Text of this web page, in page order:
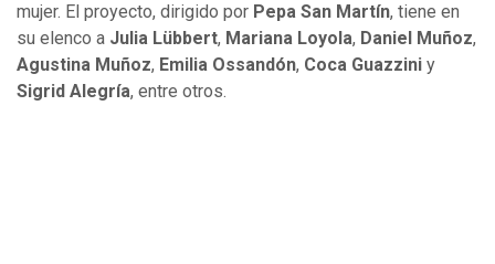
mujer. El proyecto, dirigido por Pepa San Martín, tiene en
su elenco a Julia Lübbert, Mariana Loyola, Daniel Muñoz,
Agustina Muñoz, Emilia Ossandón, Coca Guazzini y
Sigrid Alegría, entre otros.